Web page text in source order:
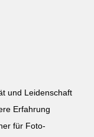
und Leidenschaft
Erfahrung
für Foto-